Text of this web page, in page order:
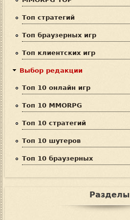
Топ стратегий
Топ браузерных игр
Топ клиентских игр
Выбор редакции
Топ 10 онлайн игр
Топ 10 MMORPG
Топ 10 стратегий
Топ 10 шутеров
Топ 10 браузерных
Разделы